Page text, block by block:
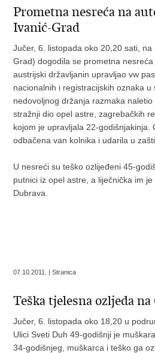
Prometna nesreća na
Ivanić-Grad
Jučer, 6. listopada oko 20,20 sati, na
Grad) dogodila se prometna
austrijski državljanin upravljao vw
nacionalnih i registracijskih oznaka u
nedovoljnog držanja razmaka
stražnji dio opel astre, zagrebačkih
kojom je upravljala 22-godišnjakinja.
odbačena van kolnika i udarila u
U nesreći su teško ozlijeđeni 45-
putnici iz opel astre, a liječnička im
Dubrava.
07.10.2011. | Stranica
Teška tjelesna ozljeda
Jučer, 6. listopada oko 18,20 u
Ulici Sveti Duh 49-godišnji je
34-godišnjeg, muškarca i teško ga